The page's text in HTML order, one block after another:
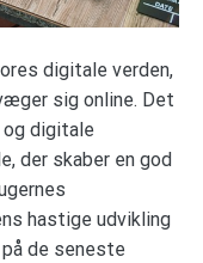
digitale verden,
sig online. Det
digitale
der skaber en god
hastige udvikling
de seneste